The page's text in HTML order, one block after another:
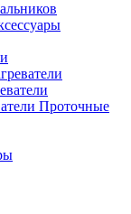
Проточные